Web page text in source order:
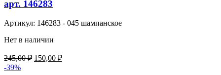
арт. 146283
Артикул: 146283 - 045 шампанское
Нет в наличии
245,00₽ Первоначальная
150,00 ₽Текущая
-39%